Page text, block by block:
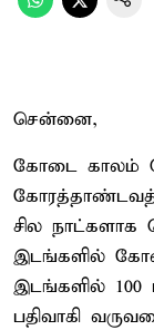
சென்னை,
கோடை காலம்
சில நாட்களாக
இடங்களில்
இடங்களில் 100
பதிவாகி